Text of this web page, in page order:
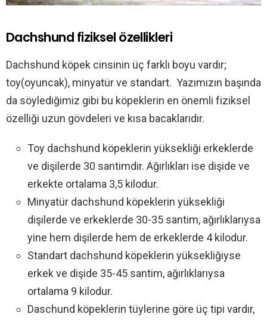
Dachshund fiziksel özellikleri
Dachshund köpek cinsinin üç farklı boyu vardır;
toy(oyuncak), minyatür ve standart. Yazımızın başında
da söylediğimiz gibi bu köpeklerin en önemli fiziksel
özelliği uzun gövdeleri ve kısa bacaklarıdır.
Toy dachshund köpeklerin yüksekliği erkeklerde
ve dişilerde 30 santimdir. Ağırlıkları ise dişide ve
erkekte ortalama 3,5 kilodur.
Minyatür dachshund köpeklerin yüksekliği
dişilerde ve erkeklerde 30-35 santim, ağırlıklarıysa
yine hem dişilerde hem de erkeklerde 4 kilodur.
Standart dachshund köpeklerin yüksekliğiyse
erkek ve dişide 35-45 santim, ağırlıklarıysa
ortalama 9 kilodur.
Daschund köpeklerin tüylerine göre üç tipi vardır,